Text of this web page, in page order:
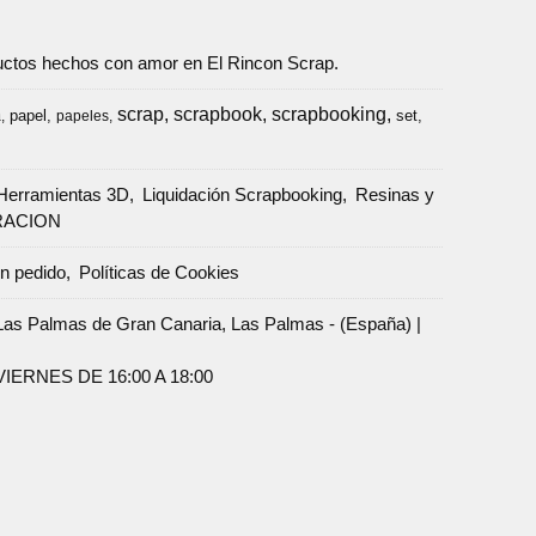
hechos con amor en El Rincon Scrap.
papel papeles scrap scrapbook scrapbooking set
3D Liquidación Scrapbooking
Resinas y
pedido Políticas de Cookies
Palmas de Gran Canaria, Las Palmas - (España) |
DE 16:00 A 18:00